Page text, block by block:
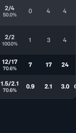
2/4
50.0% 0 4 4
2/2
100.0% 1 3 4
12/17
70.6% 7 17 24
1.5/2.1
70.6% 0.9 2.1 3.0